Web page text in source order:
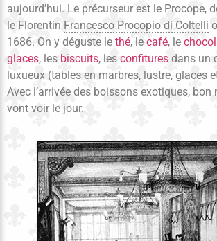
aujourd’hui. Le précurseur est le Procope,
le Florentin Francesco Procopio di Coltelli
1686. On y déguste le thé, le café, le
glaces, les biscuits, les confitures dans un
luxueux (tables en marbres, lustre, glaces
Avec l’arrivée des boissons exotiques,
vont voir le jour.